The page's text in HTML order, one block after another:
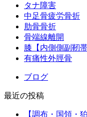
タナ障害
中足骨疲労骨折
肋骨骨折
骨端線離開
膝【内側側副靭帯
有痛性外脛骨
ブログ
最近の投稿
【調布・国領・